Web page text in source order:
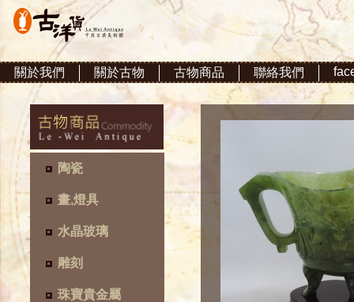
關於我們 關於古物 古物商品 聯絡我們
陶瓷
畫,燈具
水晶玻璃
雕刻
珠寶貴金屬